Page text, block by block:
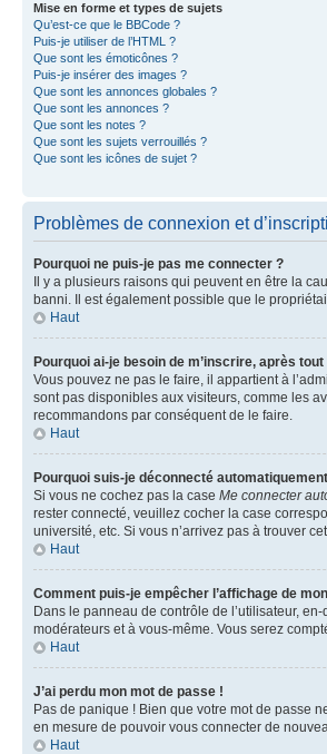
Mise en forme et types de sujets
Qu’est-ce que le BBCode ?
Puis-je utiliser de l’HTML ?
Que sont les émoticônes ?
Puis-je insérer des images ?
Que sont les annonces globales ?
Que sont les annonces ?
Que sont les notes ?
Que sont les sujets verrouillés ?
Que sont les icônes de sujet ?
Problèmes de connexion et
Pourquoi ne puis-je pas me connecter ?
Il y a plusieurs raisons qui peuvent en être la
banni. Il est également possible que le
Haut
Pourquoi ai-je besoin de m’inscrire, après tout
Vous pouvez ne pas le faire, il appartient à
sont pas disponibles aux visiteurs, comme les
recommandons par conséquent de le faire.
Haut
Pourquoi suis-je déconnecté
Si vous ne cochez pas la case Me connecter
rester connecté, veuillez cocher la case
université, etc. Si vous n’arrivez pas à trouver
Haut
Comment puis-je empêcher l’affichage de
Dans le panneau de contrôle de l’utilisateur,
modérateurs et à vous-même. Vous serez
Haut
J’ai perdu mon mot de passe !
Pas de panique ! Bien que votre mot de passe
en mesure de pouvoir vous connecter de
Haut